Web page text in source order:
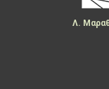
Λ.